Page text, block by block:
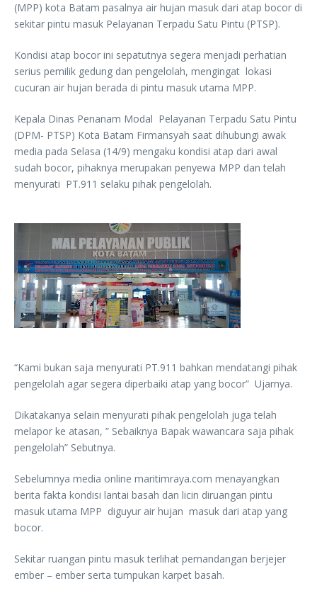
(MPP) kota Batam pasalnya air hujan masuk dari atap bocor di
sekitar pintu masuk Pelayanan Terpadu Satu Pintu (PTSP).
Kondisi atap bocor ini sepatutnya segera menjadi perhatian
serius pemilik gedung dan pengelolah, mengingat lokasi
cucuran air hujan berada di pintu masuk utama MPP.
Kepala Dinas Penanam Modal Pelayanan Terpadu Satu Pintu
(DPM- PTSP) Kota Batam Firmansyah saat dihubungi awak
media pada Selasa (14/9) mengaku kondisi atap dari awal
sudah bocor, pihaknya merupakan penyewa MPP dan telah
menyurati PT.911 selaku pihak pengelolah.
“Kami bukan saja menyurati PT.911 bahkan mendatangi pihak
pengelolah agar segera diperbaiki atap yang bocor” Ujarnya.
Dikatakanya selain menyurati pihak pengelolah juga telah
melapor ke atasan, ” Sebaiknya Bapak wawancara saja pihak
pengelolah” Sebutnya.
Sebelumnya media online maritimraya.com menayangkan
berita fakta kondisi lantai basah dan licin diruangan pintu
masuk utama MPP diguyur air hujan masuk dari atap yang
bocor.
Sekitar ruangan pintu masuk terlihat pemandangan berjejer
ember – ember serta tumpukan karpet basah.